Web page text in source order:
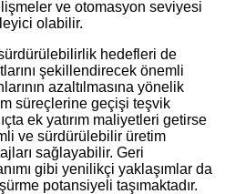
ve otomasyon seviyesi
olabilir.
hedefleri de
şekillendirecek önemli
azaltılmasına yönelik
süreçlerine geçişi teşvik
ek yatırım maliyetleri getirse
ve sürdürülebilir üretim
sağlayabilir. Geri
gibi yenilikçi yaklaşımlar da
potansiyeli taşımaktadır.